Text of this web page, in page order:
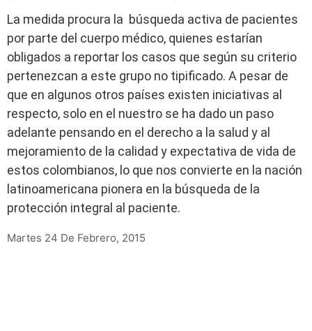
La medida procura la búsqueda activa de pacientes
por parte del cuerpo médico, quienes estarían
obligados a reportar los casos que según su criterio
pertenezcan a este grupo no tipificado. A pesar de
que en algunos otros países existen iniciativas al
respecto, solo en el nuestro se ha dado un paso
adelante pensando en el derecho a la salud y al
mejoramiento de la calidad y expectativa de vida de
estos colombianos, lo que nos convierte en la nación
latinoamericana pionera en la búsqueda de la
protección integral al paciente.
Martes 24 De Febrero, 2015